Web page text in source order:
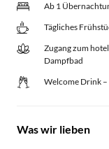
Ab 1
Tägliches
Zugang zum
Dampfbad
Welcome Drink
Was wir lieben